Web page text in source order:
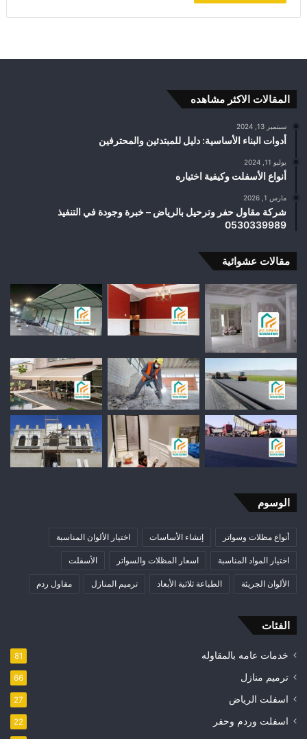
المقالات الاكثر مشاهده
سبتمبر 13, 2024
أدوات البناء الأساسية: دليل للمبتدئين والمحترفين
يوليو 11, 2024
أنواع الأسفلت وكيفية اختياره
مارس 1, 2026
شركة مقاول حفر وترحيل بالرياض – خبرة وجودة في التنفيذ
0530339989
مقالات عشوائية
الوسوم
أنواع مظلات وسواتر إنشاء الأساسات اختيار الألوان المناسبة
اختيار المواد المناسبة اسعار المظلات والسواتر الأسفلت
الألوان الجريئة الطباعة ثلاثية الأبعاد ترميم المنازل مقاول ردم
الفئات
خدمات عامه بالمقاوله 81
ترميم منازل 66
اسفلت الرياض 27
اسفلت وردم وحفر 22